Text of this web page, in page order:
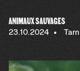
ANIMAUX SAUVAGES
23.10.2024 Tarn